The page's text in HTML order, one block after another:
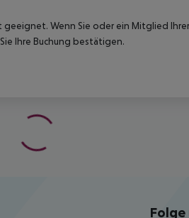
Wenn Sie oder ein Mitglied
Ihre Buchung bestätigen.
Folge